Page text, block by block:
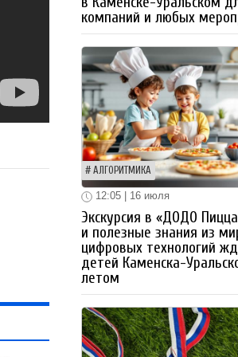
компаний и любых
АЛГОРИТМИКА
12:05 | 16 июля
Экскурсия в «ДОДО
и полезные знания из
цифровых технологий
детей Каменска-
летом